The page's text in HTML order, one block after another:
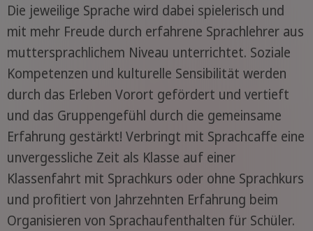
Die jeweilige Sprache wird dabei spielerisch und
mit mehr Freude durch erfahrene Sprachlehrer aus
muttersprachlichem Niveau unterrichtet. Soziale
Kompetenzen und kulturelle Sensibilität werden
durch das Erleben Vorort gefördert und vertieft
und das Gruppengefühl durch die gemeinsame
Erfahrung gestärkt! Verbringt mit Sprachcaffe eine
unvergessliche Zeit als Klasse auf einer
Klassenfahrt mit Sprachkurs oder ohne Sprachkurs
und profitiert von Jahrzehnten Erfahrung beim
Organisieren von Sprachaufenthalten für Schüler.